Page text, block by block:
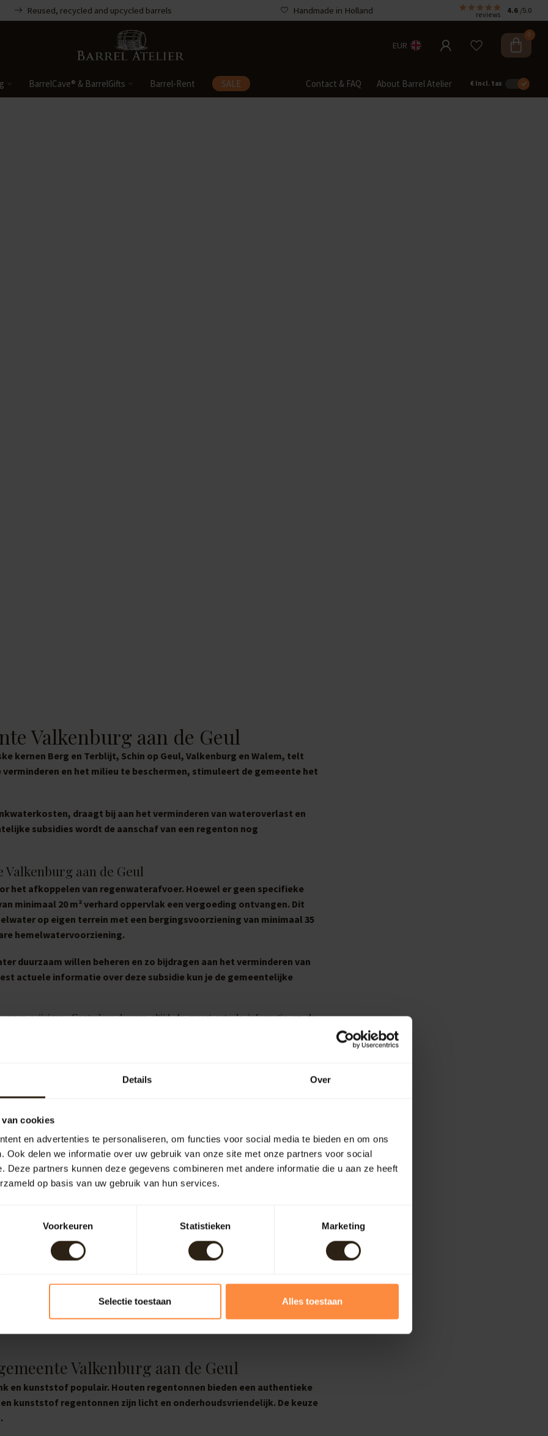
Details Over
cookies
en advertenties te personaliseren, om functies voor social media te bieden en om ons
Ook delen we informatie over uw gebruik van onze site met onze partners voor social
Deze partners kunnen deze gegevens combineren met andere informatie die u aan ze heeft
op basis van uw gebruik van hun services.
Voorkeuren Statistieken Marketing
Selectie toestaan Alles toestaan
Reused, recycled and upcycled barrels Handmade in Holland reviews 4.6 /5.0
EUR
0
BarrelCave® & BarrelGifts Barrel-Rent SALE Contact & FAQ About Barrel Atelier € Incl. tax
Valkenburg aan de Geul
kernen Berg en Terblijt, Schin op Geul, Valkenburg en Walem, telt
verminderen en het milieu te beschermen, stimuleert de gemeente het
draagt bij aan het verminderen van wateroverlast en
subsidies wordt de aanschaf van een regenton nog
aan de Geul
het afkoppelen van regenwaterafvoer. Hoewel er geen specifieke
minimaal 20 m² verhard oppervlak een vergoeding ontvangen. Dit
op eigen terrein met een bergingsvoorziening van minimaal 35
hemelwatervoorziening.
duurzaam willen beheren en zo bijdragen aan het verminderen van
actuele informatie over deze subsidie kun je de gemeentelijke
wijzigen. Controleer daarom altijd de meest actuele informatie op de
Valkenburg aan de Geul
en kunststof populair. Houten regentonnen bieden een authentieke
kunststof regentonnen zijn licht en onderhoudsvriendelijk. De keuze